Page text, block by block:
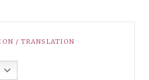
/ TRANSLATION